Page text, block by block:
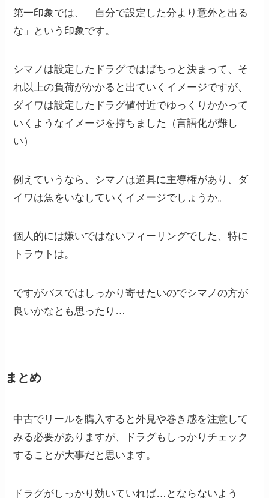
第一印象では、「自分で設定した分より意外と出る
な」という印象です。
シマノは設定したドラグではばちっと決まって、そ
れ以上の負荷がかかると出ていくイメージですが、
ダイワは設定したドラグ値付近でゆっくりかかって
いくようなイメージを持ちました（言語化が難し
い）
例えていうなら、シマノは道具に主導権があり、ダ
イワは魚をいなしていくイメージでしょうか。
個人的には嫌いではないフィーリングでした、特に
トラウトは。
ですがバスではしっかり寄せたいのでシマノの方が
良いかなとも思ったり…
まとめ
中古でリールを購入すると外見や巻き感を注意して
みる必要がありますが、ドラグもしっかりチェック
することが大事だと思います。
ドラグがしっかり効いていれば…とならないよう